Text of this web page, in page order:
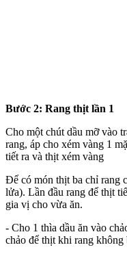
Bước 2: Rang thịt lần 1
Cho một chút dầu mỡ vào
rang, áp cho xém vàng 1
tiết ra và thịt xém vàng
Để có món thịt ba chỉ rang
lửa). Lần đầu rang để thịt
gia vị cho vừa ăn.
- Cho 1 thìa dầu ăn vào
chảo để thịt khi rang không